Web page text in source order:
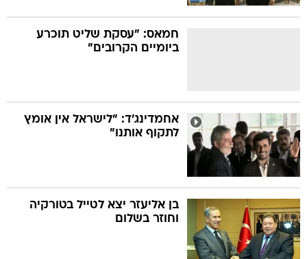
חמאס: "עסקת שליט תוכרע
ביומיים הקרובים"
אחמדינג'ד: "לישראל אין אומץ
לתקוף אותנו"
בן אליעזר יצא לטייל בטורקיה
וחוזר בשלום